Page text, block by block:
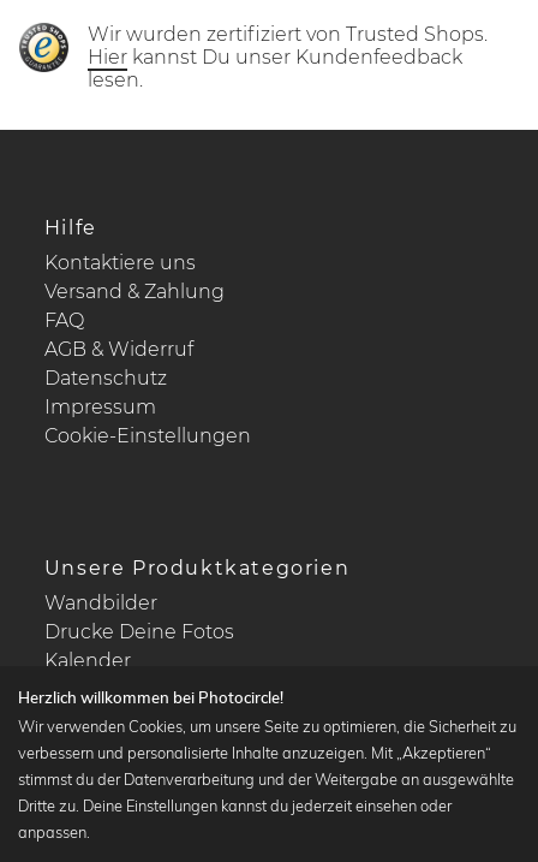
Wir wurden zertifiziert von Trusted Shops.
Hier kannst Du unser Kundenfeedback
lesen.
Hilfe
Kontaktiere uns
Versand & Zahlung
FAQ
AGB & Widerruf
Datenschutz
Impressum
Cookie-Einstellungen
Unsere Produktkategorien
Wandbilder
Drucke Deine Fotos
Kalender
Beliebte Kollektionen
Wandbilder in schwarz-weiß
Herzlich willkommen bei Photocircle!
Wir verwenden Cookies, um unsere Seite zu optimieren, die Sicherheit zu
verbessern und personalisierte Inhalte anzuzeigen. Mit „Akzeptieren“
stimmst du der Datenverarbeitung und der Weitergabe an ausgewählte
Dritte zu. Deine Einstellungen kannst du jederzeit einsehen oder
anpassen.